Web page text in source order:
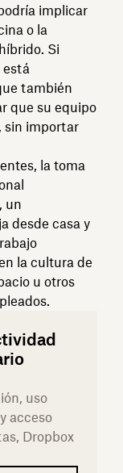
implicar
o la
Si
está
también
que su equipo
, sin importar
la toma
un
desde casa y
la cultura de
u otros
uso
acceso
Dropbox